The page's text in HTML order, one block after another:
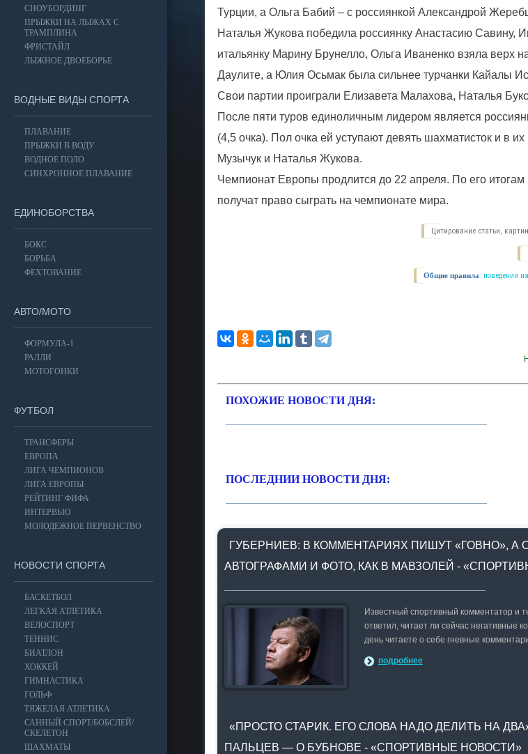
Турции, а Ольга Бабий – с россиянкой Александрой
Наталья Жукова победила россиянку Анастасию Савину,
итальянку Марину Брунелло, Ольга Иваненко взяла верх
Даулите, а Юлия Осьмак была сильнее турчанки Кайалы
Свои партии проиграли Елизавета Малахова, Наталья
После пяти туров единоличным лидером является
(4,5 очка). Пол очка ей уступают девять шахматисток и в
Музычук и Наталья Жукова.
Чемпионат Европы продлится до 22 апреля. По его
получат право сыграть на чемпионате мира.
Цитирование статьи,
Общие правила поведения
ПОХОЖИЕ НОВОСТИ ДНЯ:
ПОСЛЕДНИИ НОВОСТИ ДНЯ:
ГУБЕРНИЕВ: В КОММЕНТАРИЯХ ПИШУТ «ГОВНО», А
АВТОГРАФАМИ И ФОТО, КАК В МАВЗОЛЕЙ -
Известный спортивный комментатор и
ответил, читает ли сейчас негативные
день читаете о себе гневные
подробнее
«ПРОСТО СТАРИК. ЕГО СЛОВА НАДО ДЕЛИТЬ НА
ПАЛЬЦЕВ — О БУБНОВЕ - «СПОРТИВНЫЕ НОВОСТИ»
СНОУБОРДИНГ
ПРЫЖКИ НА ЛЫЖАХ С
ТРАМПЛИНА
ФРИСТАЙЛ
ЛЫЖНОЕ ДВОЕБОРЬЕ
ВОДНЫЕ ВИДЫ СПОРТА
ПЛАВАНИЕ
ПРЫЖКИ В ВОДУ
ВОДНОЕ ПОЛО
СИНХРОННОЕ ПЛАВАНИЕ
ЕДИНОБОРСТВА
БОКС
БОРЬБА
ФЕХТОВАНИЕ
АВТО/МОТО
ФОРМУЛА-1
РАЛЛИ
МОТОГОНКИ
ФУТБОЛ
ТРАНСФЕРЫ
ЕВРОПА
ЛИГА ЧЕМПИОНОВ
ЛИГА ЕВРОПЫ
РЕЙТИНГ ФИФА
ИНТЕРВЬЮ
МОЛОДЕЖНОЕ ПЕРВЕНСТВО
НОВОСТИ СПОРТА
БАСКЕТБОЛ
ЛЕГКАЯ АТЛЕТИКА
ВЕЛОСПОРТ
ТЕННИС
БИАТЛОН
ХОККЕЙ
ГИМНАСТИКА
ГОЛЬФ
ТЯЖЕЛАЯ АТЛЕТИКА
САННЫЙ СПОРТ/БОБСЛЕЙ/
СКЕЛЕТОН
ШАХМАТЫ